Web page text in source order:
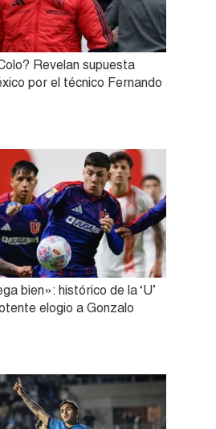
Revelan supuesta
por el técnico Fernando
bien»: histórico de la ‘U’
elogio a Gonzalo